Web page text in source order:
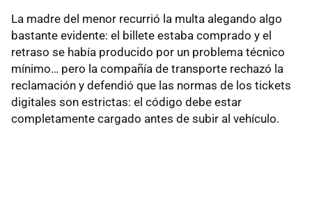
La madre del menor recurrió la multa alegando algo
bastante evidente: el billete estaba comprado y el
retraso se había producido por un problema técnico
mínimo… pero la compañía de transporte rechazó la
reclamación y defendió que las normas de los tickets
digitales son estrictas: el código debe estar
completamente cargado antes de subir al vehículo.